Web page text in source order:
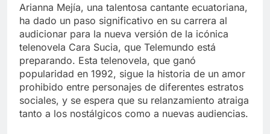
Arianna Mejía, una talentosa cantante ecuatoriana,
ha dado un paso significativo en su carrera al
audicionar para la nueva versión de la icónica
telenovela Cara Sucia, que Telemundo está
preparando. Esta telenovela, que ganó
popularidad en 1992, sigue la historia de un amor
prohibido entre personajes de diferentes estratos
sociales, y se espera que su relanzamiento atraiga
tanto a los nostálgicos como a nuevas audiencias.